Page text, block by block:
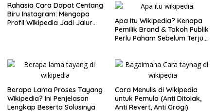
Rahasia Cara Dapat Centang
Biru Instagram: Mengapa
Profil Wikipedia Jadi Jalur
Apa Itu Wikipedia? Kenapa
Pemilik Brand & Tokoh Publik
Perlu Paham Sebelum Terjun
Berapa Lama Proses Tayang
Wikipedia? Ini Penjelasan
Lengkap Beserta Solusinya
Cara Menulis di Wikipedia
untuk Pemula (Anti Ditolak,
Anti Revert, Anti Grogi)